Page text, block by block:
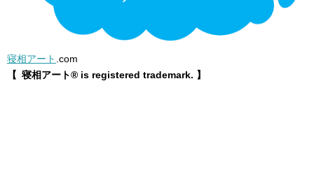
寝相アート .com
【 寝相アート® is registered trademark. 】